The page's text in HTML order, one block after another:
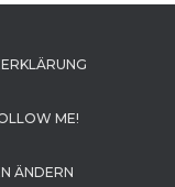
ME!
ÄNDERN